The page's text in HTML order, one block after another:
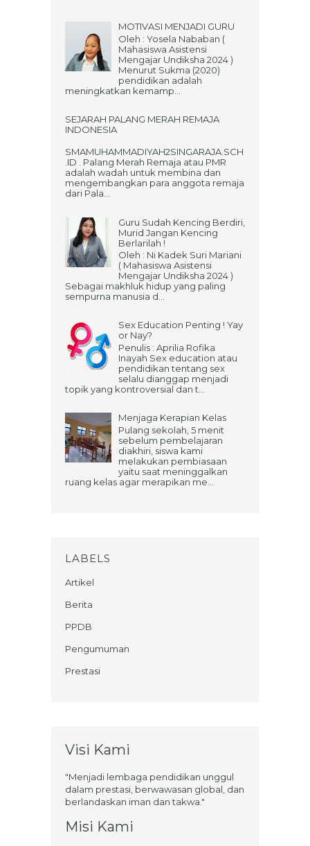
MOTIVASI MENJADI GURU
Oleh : Yosela Nababan (
Mahasiswa Asistensi
Mengajar Undiksha 2024 )
Menurut Sukma (2020)
pendidikan adalah
meningkatkan kemamp...
SEJARAH PALANG MERAH REMAJA
INDONESIA
SMAMUHAMMADIYAH2SINGARAJA.SCH
.ID . Palang Merah Remaja atau PMR
adalah wadah untuk membina dan
mengembangkan para anggota remaja
dari Pala...
Guru Sudah Kencing Berdiri,
Murid Jangan Kencing
Berlarilah !
Oleh : Ni Kadek Suri Mariani
( Mahasiswa Asistensi
Mengajar Undiksha 2024 )
Sebagai makhluk hidup yang paling
sempurna manusia d...
Sex Education Penting ! Yay
or Nay?
Penulis : Aprilia Rofika
Inayah Sex education atau
pendidikan tentang sex
selalu dianggap menjadi
topik yang kontroversial dan t...
Menjaga Kerapian Kelas
Pulang sekolah, 5 menit
sebelum pembelajaran
diakhiri, siswa kami
melakukan pembiasaan
yaitu saat meninggalkan
ruang kelas agar merapikan me...
LABELS
Artikel
Berita
PPDB
Pengumuman
Prestasi
Visi Kami
"Menjadi lembaga pendidikan unggul
dalam prestasi, berwawasan global, dan
berlandaskan iman dan takwa."
Misi Kami